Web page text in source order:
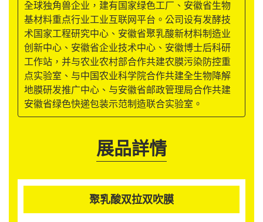
全球独角兽企业，建有国家绿色工厂、安徽省生物
基材料重点行业工业互联网平台。公司设有发酵技
术国家工程研究中心、安徽省聚乳酸新材料制造业
创新中心、安徽省企业技术中心、安徽博士后科研
工作站，并与农业农村部合作共建农膜污染防控重
点实验室、与中国农业科学院合作共建全生物降解
地膜研发推广中心、与安徽省邮政管理局合作共建
安徽省绿色快递包装示范制造联合实验室。
展品詳情
聚乳酸双拉双吹膜